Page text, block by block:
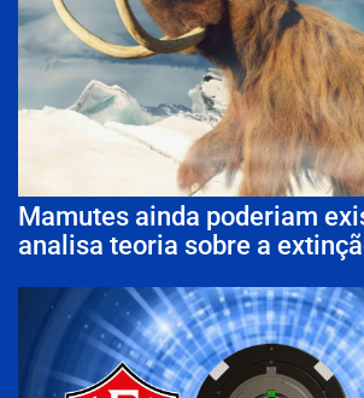
Mamutes ainda poderiam
analisa teoria sobre a